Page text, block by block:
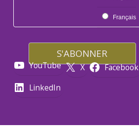
Français
YouTube X Facebook
LinkedIn